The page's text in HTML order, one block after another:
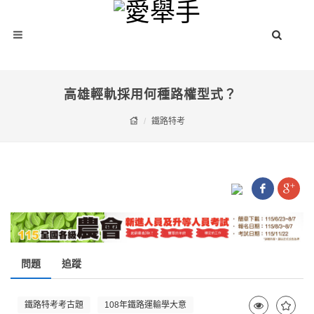
高雄輕軌採用何種路權型式？
鐵路特考
問題 追蹤
鐵路特考考古題 108年鐵路運輸學大意